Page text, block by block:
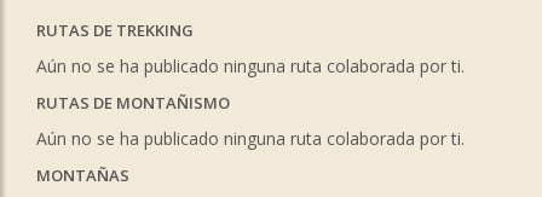
RUTAS DE TREKKING
Aún no se ha publicado ninguna ruta colaborada por ti.
RUTAS DE MONTAÑISMO
Aún no se ha publicado ninguna ruta colaborada por ti.
MONTAÑAS